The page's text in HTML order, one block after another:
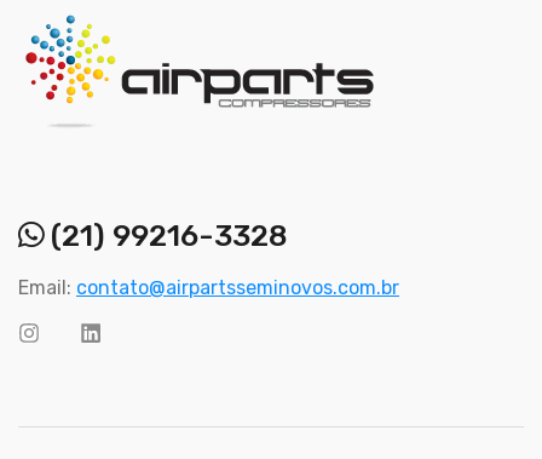
(21) 99216-3328
Email: contato@airpartsseminovos.com.br